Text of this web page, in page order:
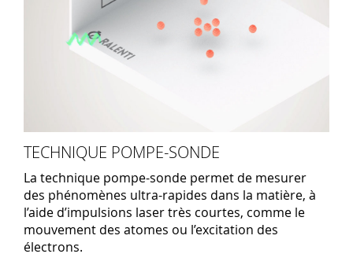
TECHNIQUE POMPE-SONDE
La technique pompe-sonde permet de mesurer
des phénomènes ultra-rapides dans la matière, à
l’aide d’impulsions laser très courtes, comme le
mouvement des atomes ou l’excitation des
électrons.